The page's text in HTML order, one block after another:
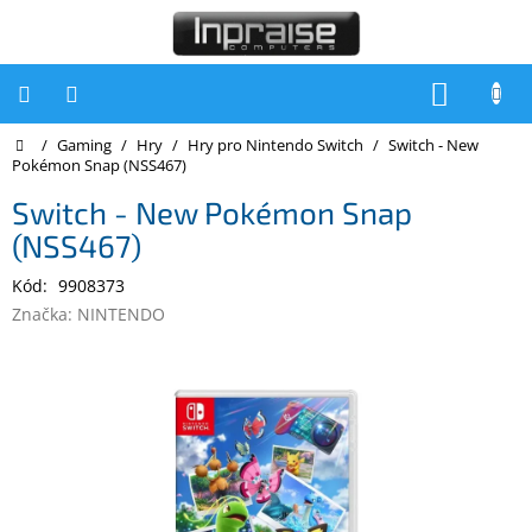
Počítače
Inpraise
Notebooky
Tiskárny
Domů
/ Gaming / Hry / Hry pro Nintendo Switch / Switch - New
Pokémon Snap (NSS467)
Switch - New Pokémon Snap
(NSS467)
Kód: 9908373
Značka: NINTENDO